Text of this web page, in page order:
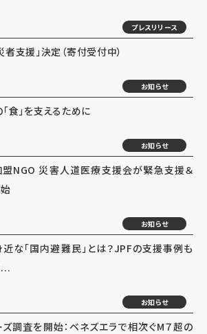
プレスリリース
支援」決定（寄付受付中）
お知らせ
食」を支えるために
お知らせ
NGO 災害人道医療支援会が緊急支援＆
お知らせ
近な「国内避難民」とは？JPFの支援事例も
お知らせ
調査を開始：ベネズエラで相次ぐM７超の